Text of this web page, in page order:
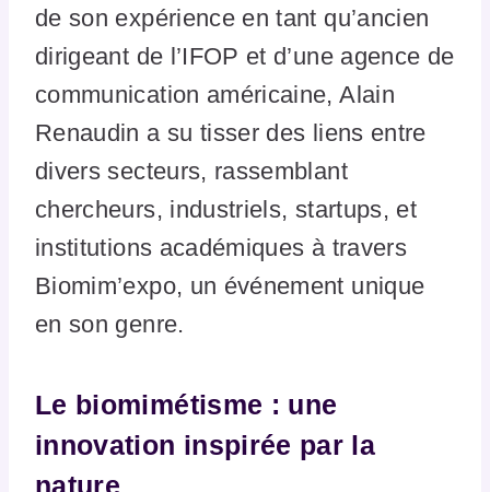
de son expérience en tant qu’ancien
dirigeant de l’IFOP et d’une agence de
communication américaine, Alain
Renaudin a su tisser des liens entre
divers secteurs, rassemblant
chercheurs, industriels, startups, et
institutions académiques à travers
Biomim’expo, un événement unique
en son genre.
Le biomimétisme : une
innovation inspirée par la
nature